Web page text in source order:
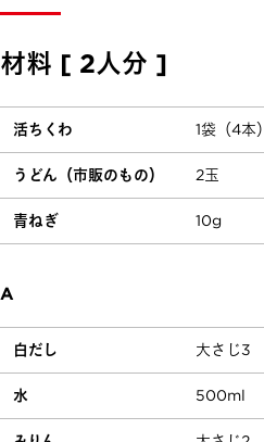
材料 [ 2人分 ]
活ちくわ 1袋（4本）
うどん（市販のもの） 2玉
青ねぎ 10g
A
白だし 大さじ3
水 500ml